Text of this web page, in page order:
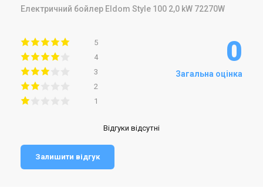
Електричний бойлер Eldom Style 100 2,0 kW 72270W
5
4
3
2
1
0
Загальна оцінка
Відгуки відсутні
Залишити відгук